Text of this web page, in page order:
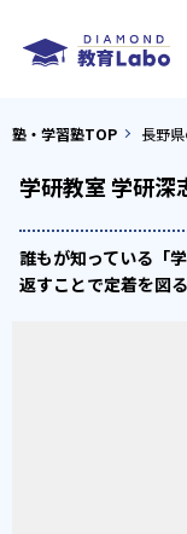
塾・学習塾TOP 長野
学研教室 学研深
誰もが知っている「
返すことで定着を図る